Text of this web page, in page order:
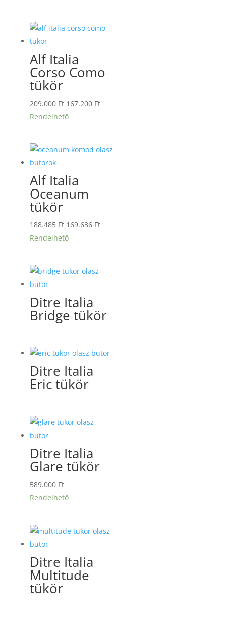
Alf Italia
Corso Como
tükör
209.000Ft Original
price
167.200 FtCurrent
Rendelhető
Alf Italia
Oceanum
tükör
188.485Ft Original
price
169.636 FtCurrent
Rendelhető
Ditre Italia
Bridge tükör
Ditre Italia
Eric tükör
Ditre Italia
Glare tükör
589.000 Ft
Rendelhető
Ditre Italia
Multitude
tükör